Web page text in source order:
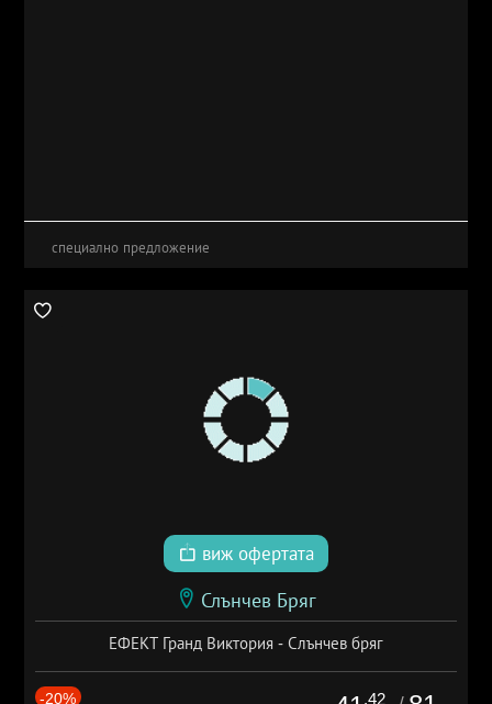
специално предложение
виж офертата
Слънчев Бряг
ЕФЕКТ Гранд Виктория - Слънчев бряг
-20% .42